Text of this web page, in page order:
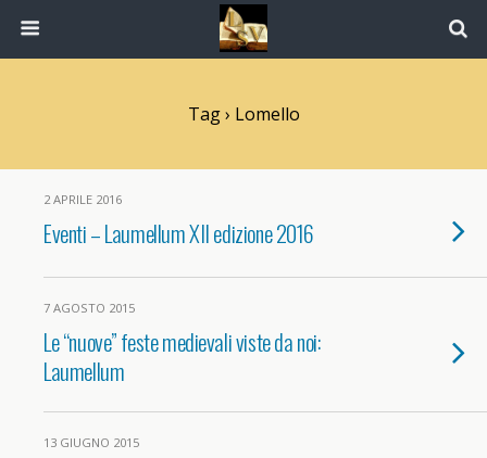
Tag › Lomello
2 APRILE 2016
Eventi – Laumellum XII edizione 2016
7 AGOSTO 2015
Le “nuove” feste medievali viste da noi:
Laumellum
13 GIUGNO 2015